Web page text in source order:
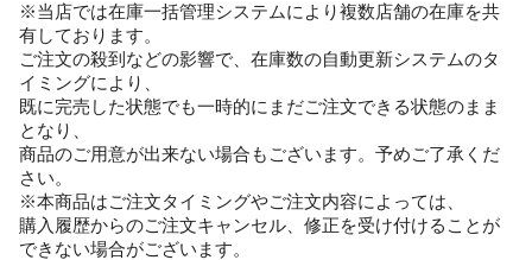
※当店では在庫一括管理システムにより複数店舗の在庫を共
有しております。
ご注文の殺到などの影響で、在庫数の自動更新システムのタ
イミングにより、
既に完売した状態でも一時的にまだご注文できる状態のまま
となり、
商品のご用意が出来ない場合もございます。予めご了承くだ
さい。
※本商品はご注文タイミングやご注文内容によっては、
購入履歴からのご注文キャンセル、修正を受け付けることが
できない場合がございます。